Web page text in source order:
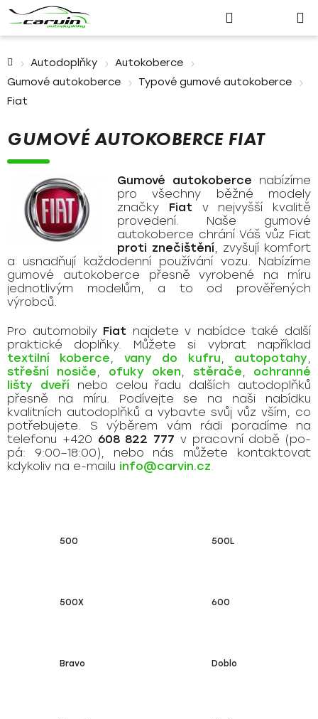
Přihlášení
košík
Autodoplňky
Autokoberce
Gumové autokoberce
Typové gumové autokoberce
Fiat
GUMOVÉ AUTOKOBERCE FIAT
Gumové autokoberce nabízíme
pro všechny běžné modely
značky Fiatv nejvyšší kvalitě
provedení. Naše gumové
autokoberce chrání Váš vůz Fiat
proti znečištění, zvyšují komfort
a usnadňují každodenní používání vozu. Nabízíme
gumové autokoberce přesně vyrobené na míru
jednotlivým modelům, a to od prověřených
výrobců.
Pro automobily Fiat najdete v nabídce také další
praktické doplňky. Můžete si vybrat například
textilní koberce, vany do kufru, autopotahy,
střešní nosiče, ofuky oken, stěrače, ochranné
lišty dveřínebo celou řadu dalších autodoplňků
přesně na míru. Podívejte se na naši nabídku
kvalitních autodoplňků a vybavte svůj vůz vším, co
potřebujete. S výběrem vám rádi poradíme na
telefonu +420 608 822 777 v pracovní době (po-
pá: 9:00–18:00), nebo nás můžete kontaktovat
kdykoliv na e-mailu info@carvin.cz.
500 500L
500X 600
Bravo Doblo